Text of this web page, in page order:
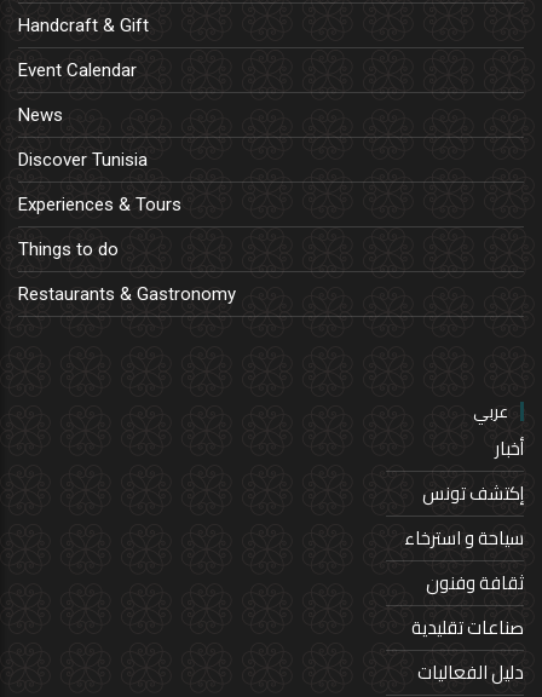
Handcraft & Gift
Event Calendar
News
Discover Tunisia
Experiences & Tours
Things to do
Restaurants & Gastronomy
عربي
أخبار
إكتشف تونس
سياحة و استرخاء
ثقافة وفنون
صناعات تقليدية
دليل الفعاليات